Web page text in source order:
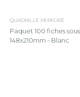
QUADRILLÉ PERFORÉ
Paquet 100 fiches
148x210mm - Blanc